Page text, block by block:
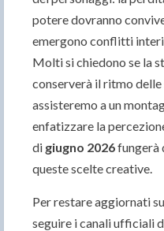
potere dovranno
emergono conflitti
Molti si chiedono se la
conserverà il ritmo
assisteremo a un
enfatizzare la
di giugno 2026fungerà
queste scelte creative.
Per restare aggiornati
seguire i canali ufficiali